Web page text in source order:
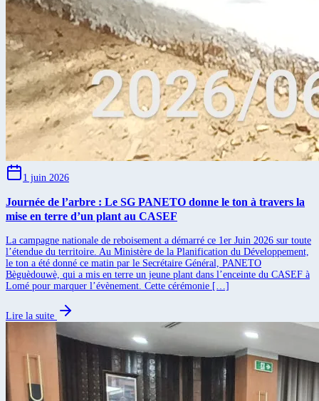
1 juin 2026
Journée de l’arbre : Le SG PANETO donne le ton à travers la
mise en terre d’un plant au CASEF
La campagne nationale de reboisement a démarré ce 1er Juin 2026 sur toute
l’étendue du territoire. Au Ministère de la Planification du Développement,
le ton a été donné ce matin par le Secrétaire Général, PANETO
Bèguèdouwè, qui a mis en terre un jeune plant dans l’enceinte du CASEF à
Lomé pour marquer l’évènement. Cette cérémonie […]
Lire la suite